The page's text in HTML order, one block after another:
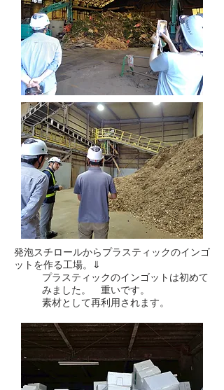
発泡スチロールからプラスティックのインゴ
ットを作る工場。⇓
プラスティックのインゴットは初めて
みました。 重いです。
素材として再利用されます。